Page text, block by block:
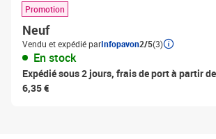
Promotion
Neuf
Vendu et expédié parInfopavon2/5(3)
En stock
Expédié sous 2 jours, frais de port à partir de
6,35 €